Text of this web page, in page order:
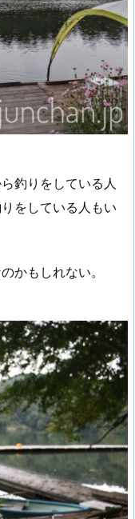
釣りをしている人
をしている人もい
かもしれない。